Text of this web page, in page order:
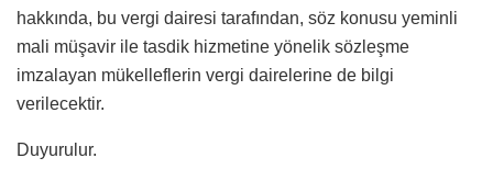
hakkında, bu vergi dairesi tarafından, söz konusu yeminli
mali müşavir ile tasdik hizmetine yönelik sözleşme
imzalayan mükelleflerin vergi dairelerine de bilgi
verilecektir.
Duyurulur.